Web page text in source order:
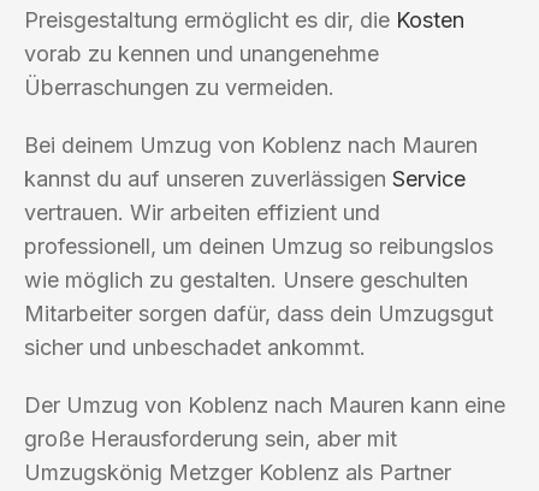
Preisgestaltung ermöglicht es dir, die Kosten
vorab zu kennen und unangenehme
Überraschungen zu vermeiden.
Bei deinem Umzug von Koblenz nach Mauren
kannst du auf unseren zuverlässigen Service
vertrauen. Wir arbeiten effizient und
professionell, um deinen Umzug so reibungslos
wie möglich zu gestalten. Unsere geschulten
Mitarbeiter sorgen dafür, dass dein Umzugsgut
sicher und unbeschadet ankommt.
Der Umzug von Koblenz nach Mauren kann eine
große Herausforderung sein, aber mit
Umzugskönig Metzger Koblenz als Partner